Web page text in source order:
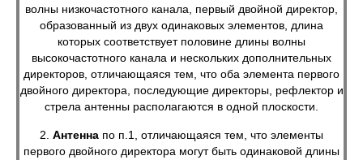
волны низкочастотного канала, первый двойной директор,
образованный из двух одинаковых элементов, длина
которых соответствует половине длины волны
высокочастотного канала и нескольких дополнительных
директоров, отличающаяся тем, что оба элемента первого
двойного директора, последующие директоры, рефлектор и
стрела антенны располагаются в одной плоскости.
2. Антенна по п.1, отличающаяся тем, что элементы
первого двойного директора могут быть одинаковой длины